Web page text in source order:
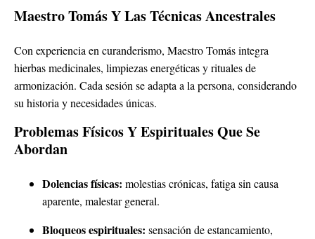
Maestro Tomás Y Las Técnicas Ancestrales
Con experiencia en curanderismo, Maestro Tomás integra
hierbas medicinales, limpiezas energéticas y rituales de
armonización. Cada sesión se adapta a la persona, considerando
su historia y necesidades únicas.
Problemas Físicos Y Espirituales Que Se
Abordan
Dolencias físicas: molestias crónicas, fatiga sin causa
aparente, malestar general.
Bloqueos espirituales: sensación de estancamiento,